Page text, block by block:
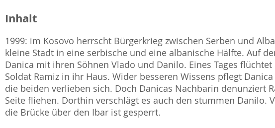
Inhalt
1999: im Kosovo herrscht Bürgerkrieg zwischen Serben und
kleine Stadt in eine serbische und eine albanische Hälfte. Auf
Danica mit ihren Söhnen Vlado und Danilo. Eines Tages
Soldat Ramiz in ihr Haus. Wider besseren Wissens pflegt
die beiden verlieben sich. Doch Danicas Nachbarin denunziert
Seite fliehen. Dorthin verschlägt es auch den stummen Danilo.
die Brücke über den Ibar ist gesperrt.